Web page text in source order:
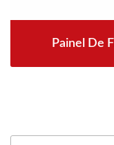
Painel De